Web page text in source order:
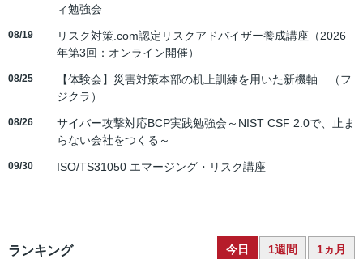
ィ勉強会
08/19
リスク対策.com認定リスクアドバイザー養成講座（2026
年第3回：オンライン開催）
08/25
【体験会】災害対策本部の机上訓練を用いた新機軸 （フ
ジクラ）
08/26
サイバー攻撃対応BCP実践勉強会～NIST CSF 2.0で、止ま
らない会社をつくる～
09/30 ISO/TS31050 エマージング・リスク講座
ランキング 今日 1週間 1ヵ月